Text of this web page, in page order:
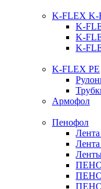
K-FLEX K-
K-
K-
K-
K-FLEX PE
Армофол
Пенофол